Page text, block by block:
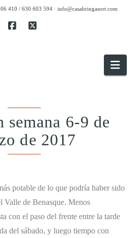
410 / 630 603 594 · info@casabringasort.com
semana 6-9 de
de 2017
potable de lo que podría haber sido
Valle de Benasque. Menos
con el paso del frente entre la tarde
del sábado, y luego tiempo con